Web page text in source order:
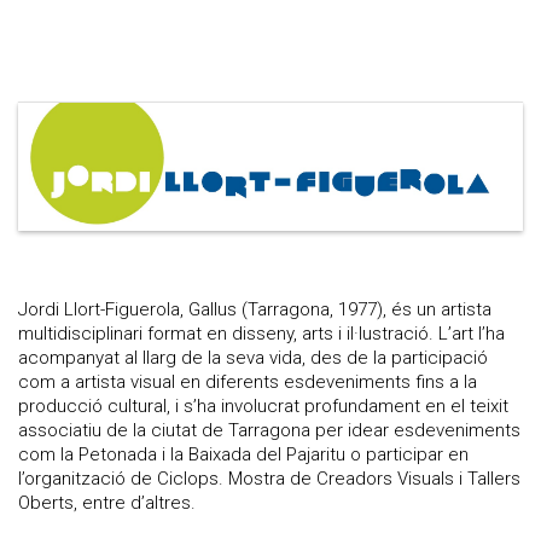
Jordi Llort-Figuerola, Gallus (Tarragona, 1977), és un artista
multidisciplinari format en disseny, arts i il·lustració. L’art l’ha
acompanyat al llarg de la seva vida, des de la participació
com a artista visual en diferents esdeveniments fins a la
producció cultural, i s’ha involucrat profundament en el teixit
associatiu de la ciutat de Tarragona per idear esdeveniments
com la Petonada i la Baixada del Pajaritu o participar en
l’organització de Ciclops. Mostra de Creadors Visuals i Tallers
Oberts, entre d’altres.